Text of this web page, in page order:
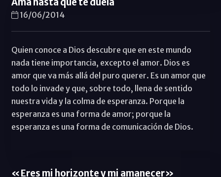
16/06/2014
Quien conoce a Dios descubre que en este mundo
nada tiene importancia, excepto el amor. Dios es
amor que va más allá del puro querer. Es un amor que
todo lo invade y que, sobre todo, llena de sentido
nuestra vida y la colma de esperanza. Porque la
esperanza es una forma de amor; porque la
esperanza es una forma de comunicación de Dios.
«Eres mi horizonte y mi amanecer»